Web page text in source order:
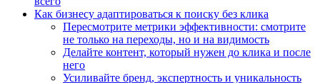
Как бизнесу адаптироваться к поиску без клика
Пересмотрите метрики эффективности: смотрите
не только на переходы, но и на видимость
Делайте контент, который нужен до клика и после
него
Усиливайте бренд, экспертность и уникальность